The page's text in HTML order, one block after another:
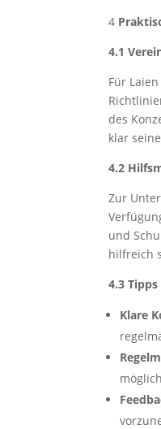
4
4.1
Für
des
klar
4.2
Zur
und
hilfreich
4.3
Klare